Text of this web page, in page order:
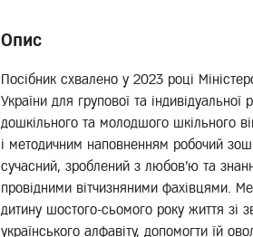
Опис
Посібник схвалено у 2023 році
України для групової та
дошкільного та молодшого шкільного
і методичним наповненням робочий
сучасний, зроблений з любов’ю та
провідними вітчизняними фахівцями.
дитину шостого-сьомого року життя зі
українського алфавіту, допомогти їй